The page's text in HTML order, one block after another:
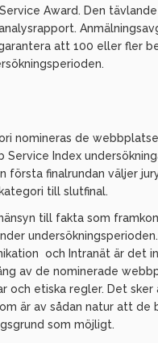
Award. Den
att 100 eller fler
nomineras de
Service Index
första finalrundan väljer
till slutfinal.
till fakta som
och Intranät är det
av de nominerade
och etiska regler. Det
är av sådan natur att de
som möjligt.